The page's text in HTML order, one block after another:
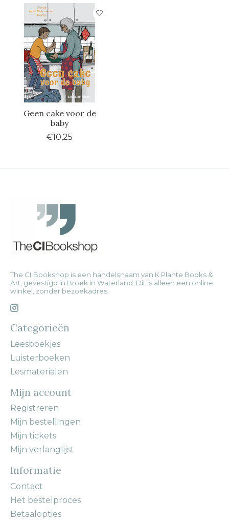
Geen cake voor de
baby
€10,25
The CI Bookshop is een handelsnaam van K Plante Books &
Art, gevestigd in Broek in Waterland. Dit is alleen een online
winkel, zonder bezoekadres.
Categorieën
Leesboekjes
Luisterboeken
Lesmaterialen
Mijn account
Registreren
Mijn bestellingen
Mijn tickets
Mijn verlanglijst
Informatie
Contact
Het bestelproces
Betaalopties